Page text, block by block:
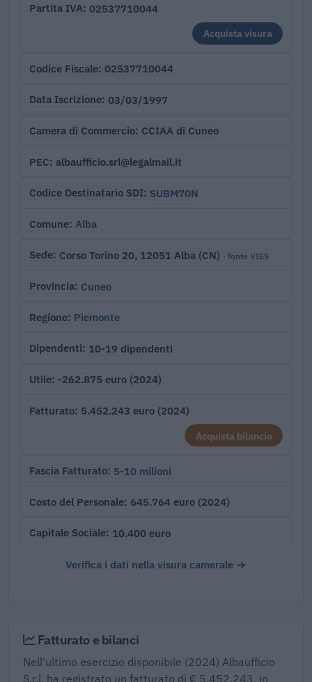
Partita IVA 02537710044
Acquista visura
Codice Fiscale 02537710044
Data Iscrizione 03/03/1997
Camera di Commercio CCIAA di Cuneo
PEC albaufficio.srl@legalmail.it
Codice Destinatario SDI SUBM70N
Comune Alba
Sede Corso Torino 20, 12051 Alba (CN) · fonte VIES
Provincia Cuneo
Regione Piemonte
Dipendenti 10-19 dipendenti
Utile -262.875 euro (2024)
Fatturato 5.452.243 euro (2024)
Acquista bilancio
Fascia Fatturato 5-10 milioni
Costo del Personale 645.764 euro (2024)
Capitale Sociale 10.400 euro
Verifica i dati nella visura camerale →
Fatturato e bilanci
Nell'ultimo esercizio disponibile (2024) Albaufficio
S.r.l. ha registrato un fatturato di € 5.452.243, in